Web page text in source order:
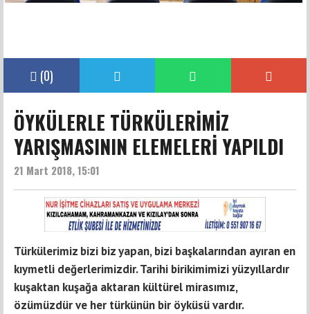
(0)
ÖYKÜLERLE TÜRKÜLERİMİZ
YARIŞMASININ ELEMELERİ YAPILDI
21 Mart 2018, 15:01
Türkülerimiz bizi biz yapan, bizi başkalarından ayıran en
kıymetli değerlerimizdir. Tarihi birikimimizi yüzyıllardır
kuşaktan kuşağa aktaran kültürel mirasımız,
özümüzdür ve her türkünün bir öyküsü vardır.